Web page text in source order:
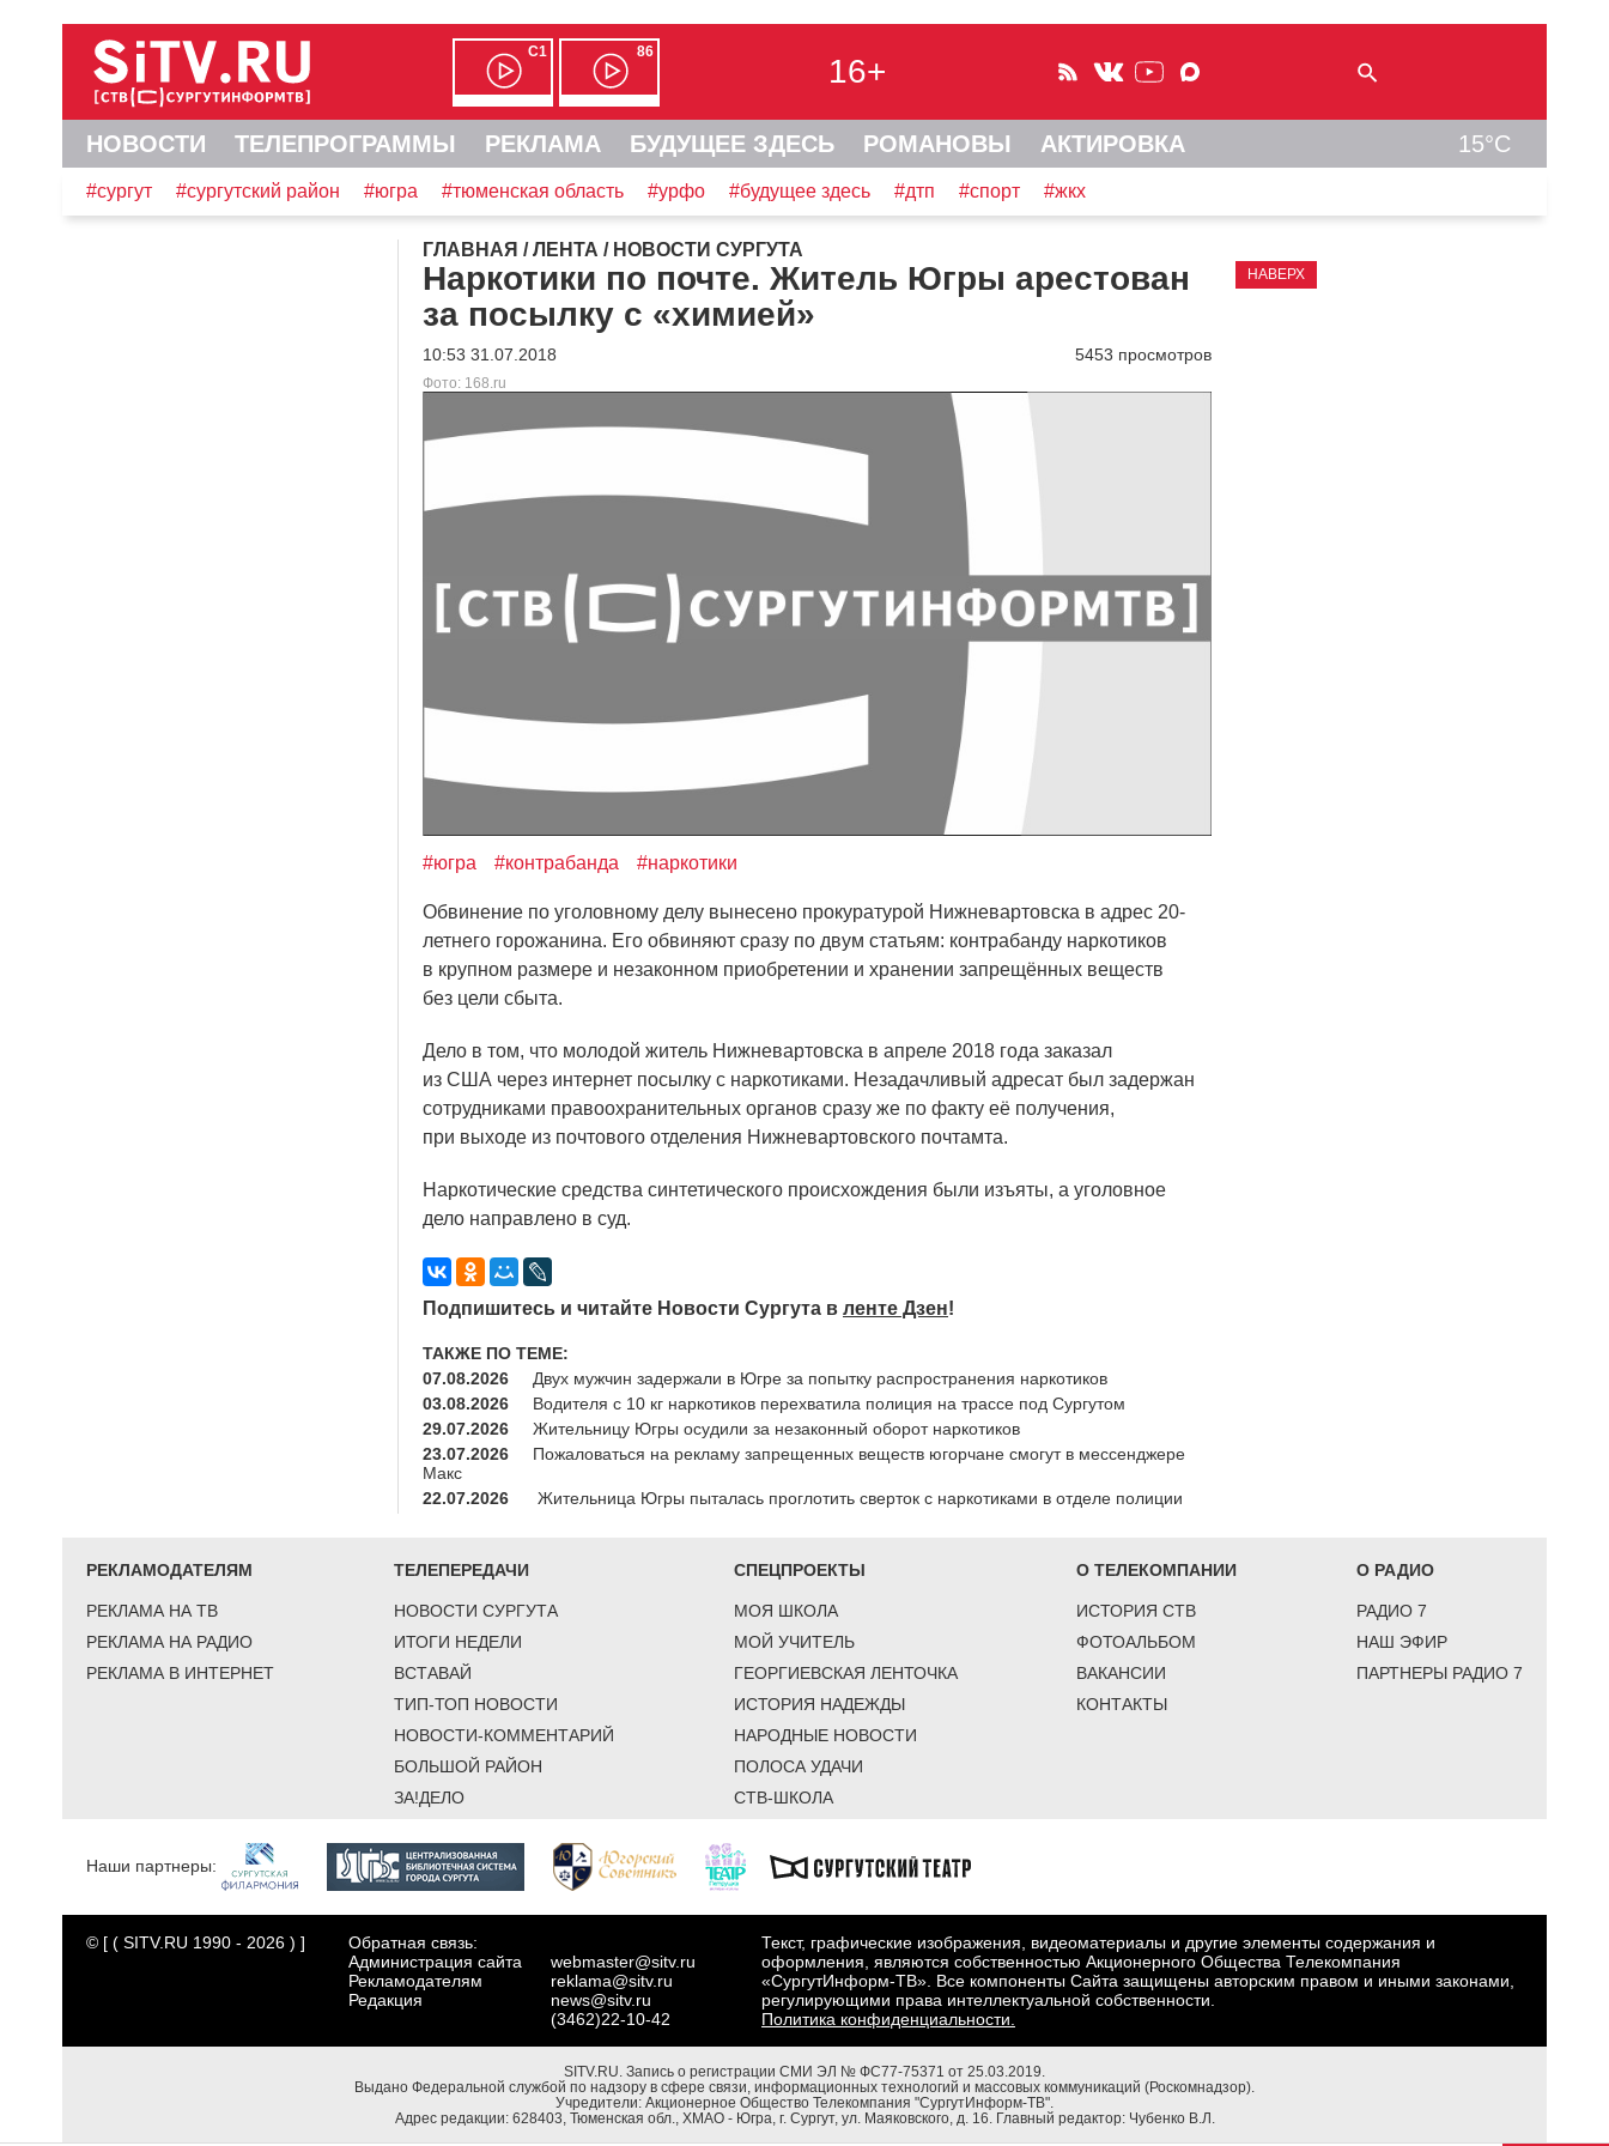
С1 86
16+
НОВОСТИ ТЕЛЕПРОГРАММЫ РЕКЛАМА БУДУЩЕЕ ЗДЕСЬ РОМАНОВЫ АКТИРОВКА 15°C
#сургут #сургутский район #югра #тюменская область #урфо #будущее здесь #дтп #спорт #жкх
ГЛАВНАЯ /ЛЕНТА / НОВОСТИ СУРГУТА
Наркотики по почте. Житель Югры арестован
за посылку с «химией»
10:53 31.07.2018 5453 просмотров
Фото: 168.ru
#югра #контрабанда #наркотики
Обвинение по уголовному делу вынесено прокуратурой Нижневартовска в адрес 20-
летнего горожанина. Его обвиняют сразу по двум статьям: контрабанду наркотиков
в крупном размере и незаконном приобретении и хранении запрещённых веществ
без цели сбыта.
Дело в том, что молодой житель Нижневартовска в апреле 2018 года заказал
из США через интернет посылку с наркотиками. Незадачливый адресат был задержан
сотрудниками правоохранительных органов сразу же по факту её получения,
при выходе из почтового отделения Нижневартовского почтамта.
Наркотические средства синтетического происхождения были изъяты, а уголовное
дело направлено в суд.
Подпишитесь и читайте Новости Сургута в ленте Дзен!
ТАКЖЕ ПО ТЕМЕ:
07.08.2026
Двух мужчин задержали в Югре за попытку распространения наркотиков
03.08.2026
Водителя с 10 кг наркотиков перехватила полиция на трассе под Сургутом
29.07.2026
Жительницу Югры осудили за незаконный оборот наркотиков
23.07.2026
Пожаловаться на рекламу запрещенных веществ югорчане смогут в мессенджере
Макс
22.07.2026
Жительница Югры пыталась проглотить сверток с наркотиками в отделе полиции
НАВЕРХ
РЕКЛАМОДАТЕЛЯМ
РЕКЛАМА НА ТВ
РЕКЛАМА НА РАДИО
РЕКЛАМА В ИНТЕРНЕТ
ТЕЛЕПЕРЕДАЧИ
НОВОСТИ СУРГУТА
ИТОГИ НЕДЕЛИ
ВСТАВАЙ
ТИП-ТОП НОВОСТИ
НОВОСТИ-КОММЕНТАРИЙ
БОЛЬШОЙ РАЙОН
ЗА!ДЕЛО
СПЕЦПРОЕКТЫ
МОЯ ШКОЛА
МОЙ УЧИТЕЛЬ
ГЕОРГИЕВСКАЯ ЛЕНТОЧКА
ИСТОРИЯ НАДЕЖДЫ
НАРОДНЫЕ НОВОСТИ
ПОЛОСА УДАЧИ
СТВ-ШКОЛА
О ТЕЛЕКОМПАНИИ
ИСТОРИЯ СТВ
ФОТОАЛЬБОМ
ВАКАНСИИ
КОНТАКТЫ
О РАДИО
РАДИО 7
НАШ ЭФИР
ПАРТНЕРЫ РАДИО 7
Наши партнеры:
© [ ( SITV.RU 1990 - 2026 ) ]
Обратная связь:
Администрация сайта
Рекламодателям
Редакция
webmaster@sitv.ru
reklama@sitv.ru
news@sitv.ru
(3462)22-10-42
Текст, графические изображения, видеоматериалы и другие элементы содержания и
оформления, являются собственностью Акционерного Общества Телекомпания
«СургутИнформ-ТВ». Все компоненты Сайта защищены авторским правом и иными законами,
регулирующими права интеллектуальной собственности.
Политика конфиденциальности.
SITV.RU. Запись о регистрации СМИ ЭЛ № ФС77-75371 от 25.03.2019.
Выдано Федеральной службой по надзору в сфере связи, информационных технологий и массовых коммуникаций (Роскомнадзор).
Учредители: Акционерное Общество Телекомпания "СургутИнформ-ТВ".
Адрес редакции: 628403, Тюменская обл., ХМАО - Югра, г. Сургут, ул. Маяковского, д. 16. Главный редактор: Чубенко В.Л.